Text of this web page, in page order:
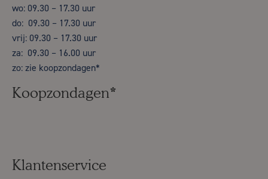
wo: 09.30 – 17.30 uur
do: 09.30 – 17.30 uur
vrij: 09.30 – 17.30 uur
za: 09.30 – 16.00 uur
zo: zie koopzondagen*
Koopzondagen*
Klantenservice